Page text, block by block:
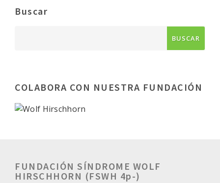
Buscar
COLABORA CON NUESTRA FUNDACIÓN
FUNDACIÓN SÍNDROME WOLF
HIRSCHHORN (FSWH 4p-)